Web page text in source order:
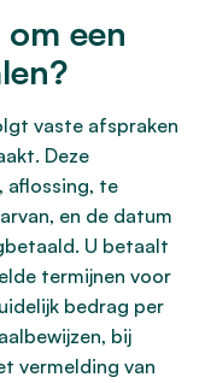
een
vaste afspraken
Deze
aflossing, te
en de datum
U betaalt
termijnen voor
bedrag per
bij
vermelding van